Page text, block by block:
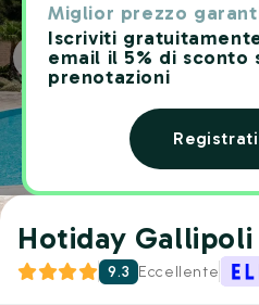
Miglior prezzo
Iscriviti
email il 5% di
prenotazioni
Hotiday
9.3 Eccellente